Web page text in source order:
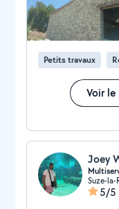
Petits travaux
Voir
Joey
Suze-la-
5/5